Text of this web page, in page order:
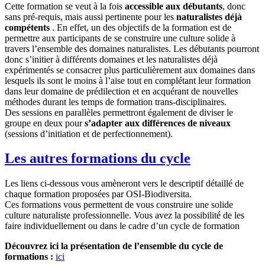
Cette formation se veut à la fois accessible aux débutants, donc
sans pré-requis, mais aussi pertinente pour les naturalistes déjà
compétents . En effet, un des objectifs de la formation est de
permettre aux participants de se construire une culture solide à
travers l’ensemble des domaines naturalistes. Les débutants pourront
donc s’initier à différents domaines et les naturalistes déjà
expérimentés se consacrer plus particulièrement aux domaines dans
lesquels ils sont le moins à l’aise tout en complétant leur formation
dans leur domaine de prédilection et en acquérant de nouvelles
méthodes durant les temps de formation trans-disciplinaires.
Des sessions en parallèles permettront également de diviser le
groupe en deux pours’adapter aux différences de niveaux
(sessions d’initiation et de perfectionnement).
Les autres formations du cycle
Les liens ci-dessous vous amèneront vers le descriptif détaillé de
chaque formation proposées par OSI-Biodiversita.
Ces formations vous permettent de vous construire une solide
culture naturaliste professionnelle. Vous avez la possibilité de les
faire individuellement ou dans le cadre d’un cycle de formation
Découvrez ici la présentation de l’ensemble du cycle de
formations : ici